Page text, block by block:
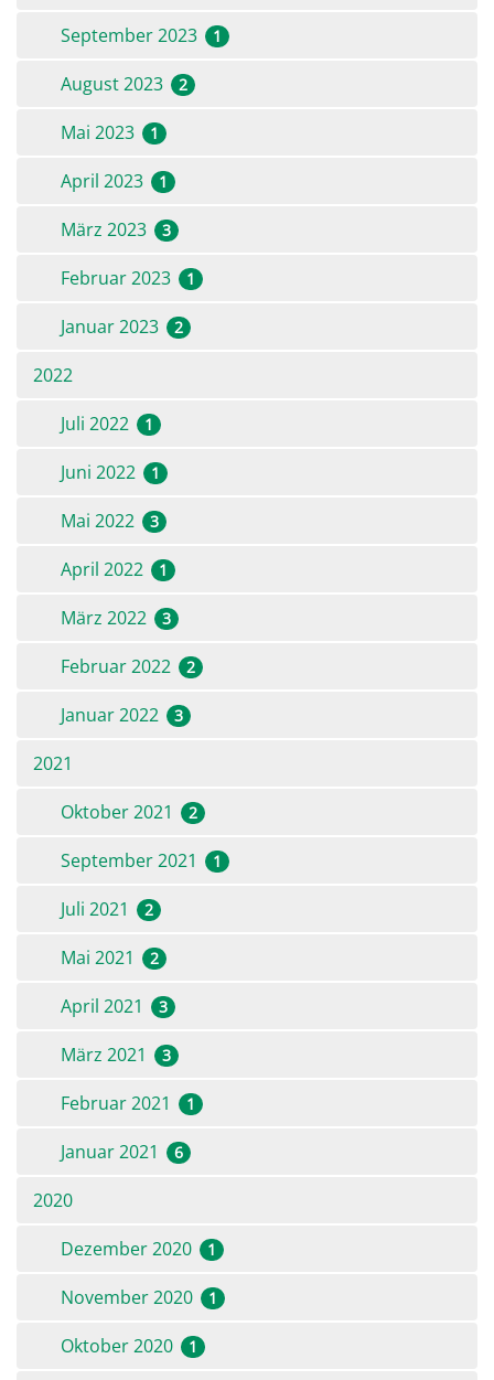
September 2023 1
August 2023 2
Mai 2023 1
April 2023 1
März 2023 3
Februar 2023 1
Januar 2023 2
2022
Juli 2022
1
Juni 2022 1
Mai 2022 3
April 2022 1
März 2022 3
Februar 2022 2
Januar 2022 3
2021
Oktober 2021
2
September 2021 1
Juli 2021 2
Mai 2021 2
April 2021 3
März 2021 3
Februar 2021 1
Januar 2021 6
2020
Dezember 2020
1
November 2020 1
Oktober 2020 1